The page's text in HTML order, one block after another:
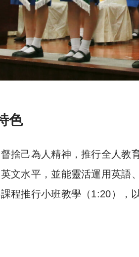
色
捨己為人精神，推行全人教
文水平，並能靈活運用英語
程推行小班教學（1:20），